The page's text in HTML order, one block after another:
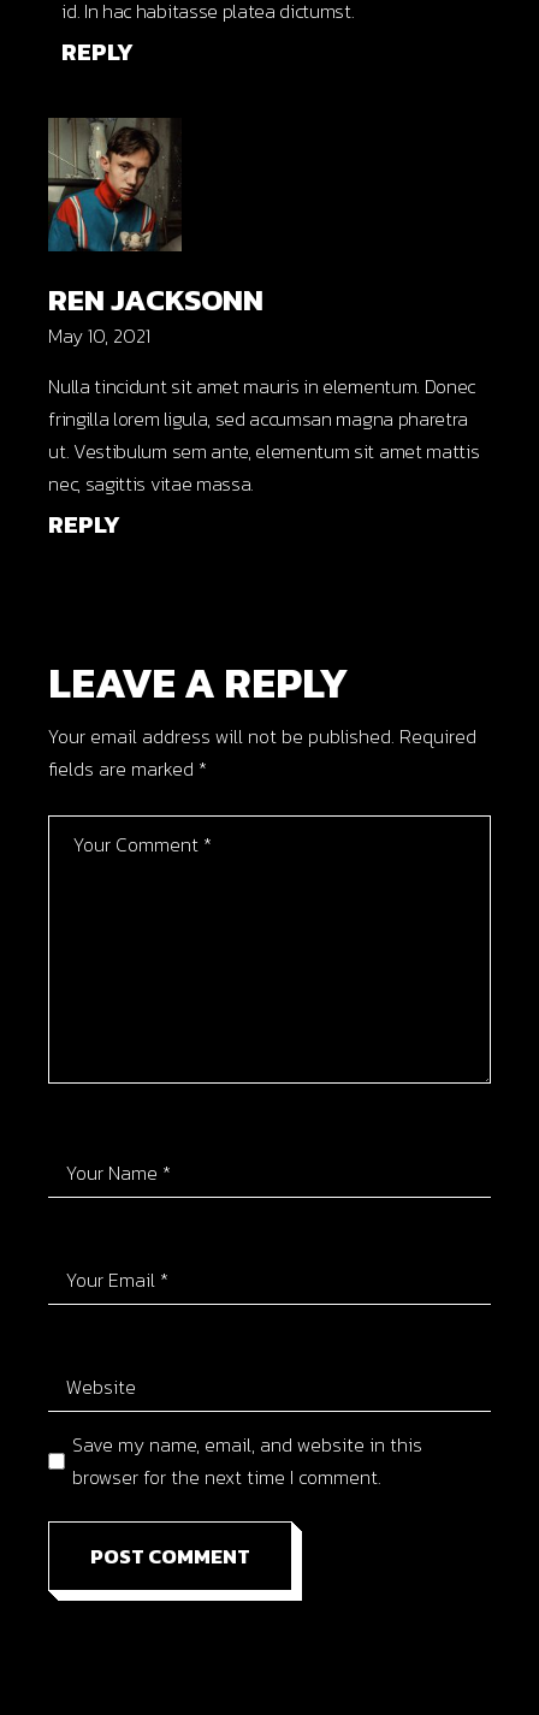
id. In hac habitasse platea dictumst.
REPLY
REN JACKSONN
May 10, 2021
Nulla tincidunt sit amet mauris in elementum. Donec
fringilla lorem ligula, sed accumsan magna pharetra
ut. Vestibulum sem ante, elementum sit amet mattis
nec, sagittis vitae massa.
REPLY
LEAVE A REPLY
Your email address will not be published. Required
fields are marked *
Save my name, email, and website in this
browser for the next time I comment.
POST COMMENT